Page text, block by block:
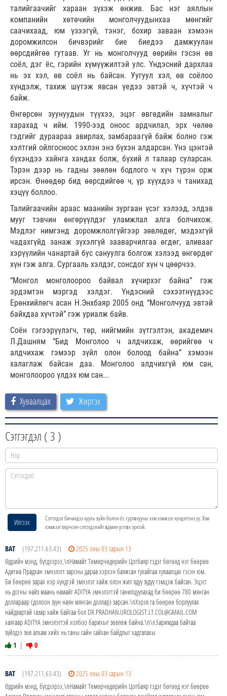
талийгаачийг хараан зүхэж өнжив. Бас нэг аяллын
компанийн хөтөчийн монголчуудынхаа мөнгийг
саачихаад, юм үзээгүй, тэнэг, бохир заваан хэмээн
доромжилсон бичвэрийг бие биедээ дамжуулан
өөрсдийгөө гутаав. Уг нь монголчууд өөрийн гэсэн өв
соёл, дэг ёс, гэрийн хүмүүжилтэй улс. Үндэсний дархлаа
нь эх хэл, өв соёл нь байсан. Уугуул хэл, өв соёлоо
хүндэлж, тахиж шүтэж явсан үедээ эвтэй ч, хүчтэй ч
байж.
Өнгөрсөн зуунуудын түүхээ, эцэг өвгөдийн замналыг
харахад ч ийм. 1990-ээд оноос ардчилал, эрх чөлөө
гэдгийг дураараа авирлах, замбараагүй байж болно гэж
хэлтгий ойлгосноос эхлэн энэ бүхэн алдарсан. Үнэ цэнтэй
бүхэндээ хайнга хандах болж, бүхий л талаар суларсан.
Тэрэн дээр нь гадны зөөлөн бодлого ч хүч түрэн орж
ирсэн. Өнөөдөр бид өөрсдийгөө ч, үр хүүхдээ ч танихад
хэцүү боллоо.
Талийгаачийн араас маанийн зургаан үсэг хэлээд, элдэв
мууг тэвчин өнгөрүүлдэг уламжлал алга болчихож.
Мэдлэг нимгэнд доромжлолгүйгээр зөвлөдөг, мэдэхгүй
чадахгүйд занаж зүхэлгүй зааварчилгаа өгдөг, аливааг
хэрүүлийн чанартай бус сануулга болгож хэлээд өнгөрдөг
хүн гэж алга. Сургааль хэлдэг, сонсдог хүн ч цөөрчээ.
“Монгол монголоороо байвал хүчирхэг байна” гэж
эрдэмтэн мэргэд хэлдэг. Үндэсний сэхээтнүүдээс
Ерөнхийлөгч асан Н.Энхбаяр 2005 онд “Монголчууд эвтэй
байхдаа хүчтэй” гэж уриалж байв.
Соён гэгээрүүлэгч, төр, нийгмийн зүтгэлтэн, академич
Л.Дашням “Бид Монголоо ч алдчихаж, өөрийгөө ч
алдчихаж гэмээр зүйл олон болоод байна” хэмээн
халаглаж байсан даа. Монголоо алдчихгүй юм сан,
монголоороо үлдэх юм сан...
Хуваалцах Жиргэх
Сэтгэгдэл ( 3 )
Илгээх
Сэтгэгдэл бичихдээ хууль зүйн болон ёс суртахууны хэм хэмжээг хүндэтгэнэ үү. Хэм
хэмжээг зөрчсөн сэтгэгдэлийг админ устгах эрхтэй.
BAT (197.211.63.43)
2025 оны 03 сарын 13
Өдрийн мэнд, бүгдээрээ,\nНамайг Төмөрчөдөрийн Цогбаяр гэдэг бөгөөд нэг бөөрөө
Адитиа Прадхан эмнэлэгт зарсны дараа хэрхэн баяжсан тухайгаа хуваалцах гэсэн юм.
Би бөөрөө зарах нэр хүндтэй эмнэлэг хайж олон жил ядуу зүдүү тэмцэж байсан. Эцэст
нь дотны найз маань намайг ADITYA эмнэлэгтэй танилцуулахад би бөөрөө 780 мянган
доллараар (долоон зуун наян мянган доллар) зарсан.\nХэрэв та бөөрөө борлуулах
найдвартай газар хайж байгаа бол DR.PRADHAN.UROLOGIST.LT.COL@GMAIL.COM
хаягаар ADITYA эмнэлэгтэй холбоо барихыг зөвлөж байна.\n\nЗаримдаа байгаа
зүйлдээ зөв алхам хийх нь таны сайн сайхан байдлыг хадгалахы
1 | 0
BAT (197.211.63.43)
2025 оны 03 сарын 13
Өдрийн мэнд, бүгдээрээ,\nНамайг Төмөрчөдөрийн Цогбаяр гэдэг бөгөөд нэг бөөрөө